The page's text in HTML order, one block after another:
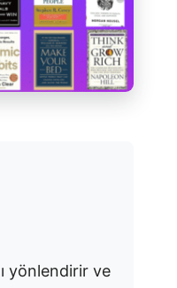
yönlendirir ve